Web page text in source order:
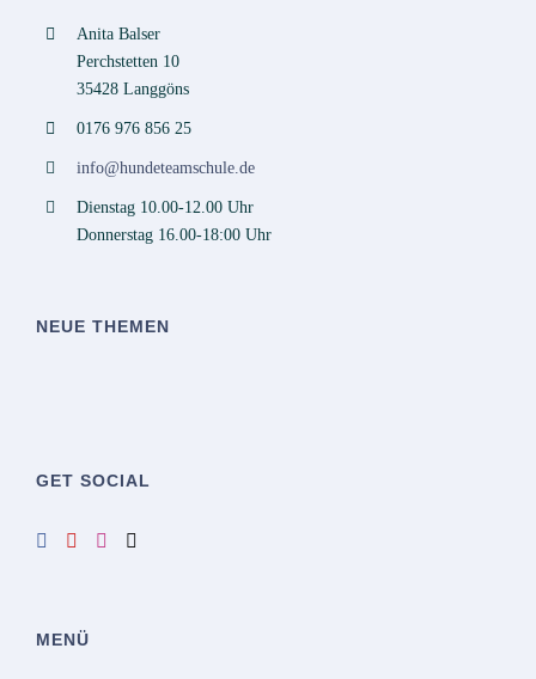
Anita Balser
Perchstetten 10
35428 Langgöns
0176 976 856 25
info@hundeteamschule.de
Dienstag 10.00-12.00 Uhr
Donnerstag 16.00-18:00 Uhr
NEUE THEMEN
GET SOCIAL
MENÜ